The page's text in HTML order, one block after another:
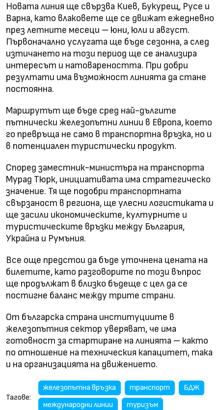
Новата линия ще свързва Киев, Букурещ, Русе и
Варна, като влаковете ще се движат ежедневно
през летните месеци – юни, юли и август.
Първоначално услугата ще бъде сезонна, а след
изтичането на този период ще се анализира
интересът и натовареността. При добри
резултати има възможност линията да стане
постоянна.
Маршрутът ще бъде сред най-дългите
пътнически железопътни линии в Европа, което
го превръща не само в транспортна връзка, но и
в потенциален туристически продукт.
Според заместник-министъра на транспорта
Мурад Тюрк, инициативата има стратегическо
значение. Тя ще подобри транспортната
свързаност в региона, ще улесни логистиката и
ще засили икономическите, културните и
туристическите връзки между България,
Украйна и Румъния.
Все още предстои да бъде уточнена цената на
билетите, като разговорите по този въпрос
ще продължат в близко бъдеще с цел да се
постигне баланс между трите страни.
От българска страна институциите в
железопътния сектор уверяват, че има
готовност за стартиране на линията – както
по отношение на техническия капацитет, така
и на организацията на движението.
Тагове:
железопътна връзка транспорт
БДЖ
международни линии
туризъм